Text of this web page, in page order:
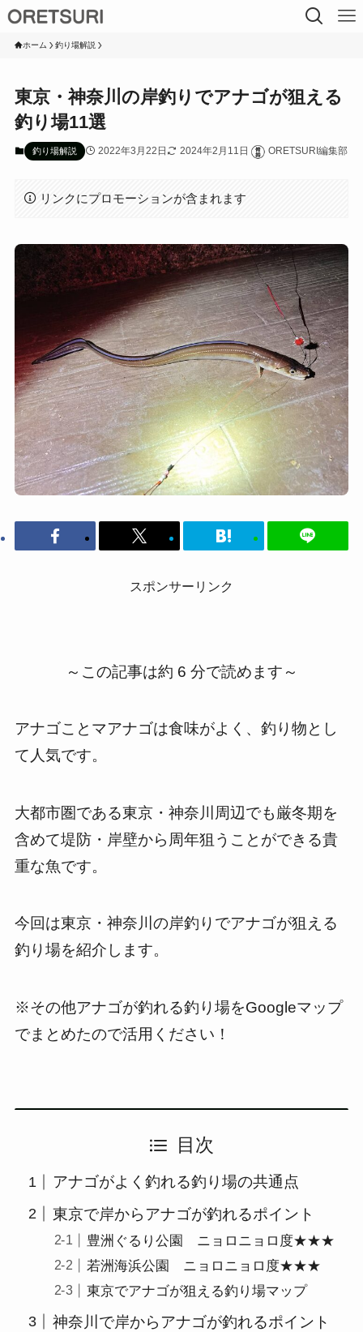
ホーム 釣り場解説
東京・神奈川の岸釣りでアナゴが狙える
釣り場11選
釣り場解説 2022年3月22日 2024年2月11日 ORETSURI編集部
リンクにプロモーションが含まれます
スポンサーリンク
～この記事は約 6 分で読めます～
アナゴことマアナゴは食味がよく、釣り物とし
て人気です。
大都市圏である東京・神奈川周辺でも厳冬期を
含めて堤防・岸壁から周年狙うことができる貴
重な魚です。
今回は東京・神奈川の岸釣りでアナゴが狙える
釣り場を紹介します。
※その他アナゴが釣れる釣り場をGoogleマップ
でまとめたので活用ください！
目次
アナゴがよく釣れる釣り場の共通点
東京で岸からアナゴが釣れるポイント
豊洲ぐるり公園 ニョロニョロ度★★★
若洲海浜公園 ニョロニョロ度★★★
東京でアナゴが狙える釣り場マップ
神奈川で岸からアナゴが釣れるポイント